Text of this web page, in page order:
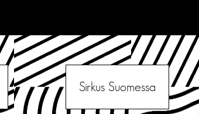
Sirkus Suomessa